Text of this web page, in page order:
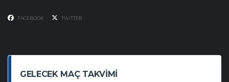
FACEBOOK TWITTER
GELECEK MAÇ TAKVIMI